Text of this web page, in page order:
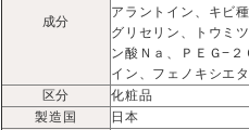
成分
アラントイン、キビ
グリセリン、トウミ
ン酸Ｎａ、ＰＥＧ−
イン、フェノキシエ
区分
化粧品
製造国
日本